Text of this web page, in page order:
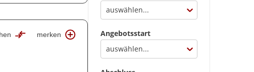
merken
auswählen...
Angebotsstart
auswählen...